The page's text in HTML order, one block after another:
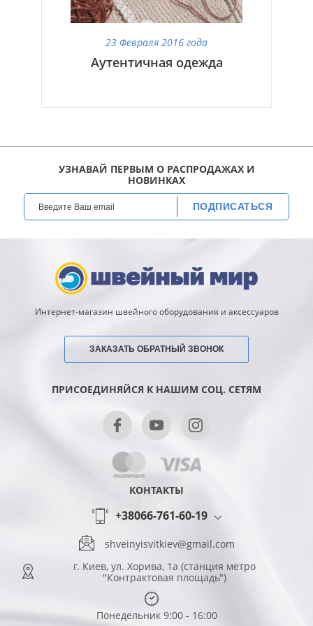
23 Февраля 2016 года
Аутентичная одежда
УЗНАВАЙ ПЕРВЫМ О РАСПРОДАЖАХ И
НОВИНКАХ
ПОДПИСАТЬСЯ
Интернет-магазин швейного оборудования и аксессуаров
ЗАКАЗАТЬ ОБРАТНЫЙ ЗВОНОК
ПРИСОЕДИНЯЙСЯ К НАШИМ СОЦ. СЕТЯМ
КОНТАКТЫ
+38066-761-60-19
shveinyisvitkiev@gmail.com
г. Киев, ул. Хорива, 1а (станция метро
"Контрактовая площадь")
Понедельник 9:00 - 16:00